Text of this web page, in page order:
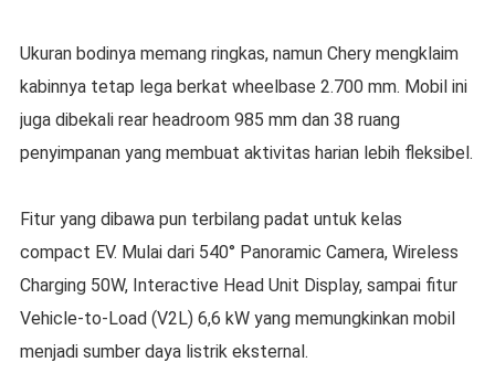
Ukuran bodinya memang ringkas, namun Chery mengklaim
kabinnya tetap lega berkat wheelbase 2.700 mm. Mobil ini
juga dibekali rear headroom 985 mm dan 38 ruang
penyimpanan yang membuat aktivitas harian lebih fleksibel.
Fitur yang dibawa pun terbilang padat untuk kelas
compact EV. Mulai dari 540° Panoramic Camera, Wireless
Charging 50W, Interactive Head Unit Display, sampai fitur
Vehicle-to-Load (V2L) 6,6 kW yang memungkinkan mobil
menjadi sumber daya listrik eksternal.